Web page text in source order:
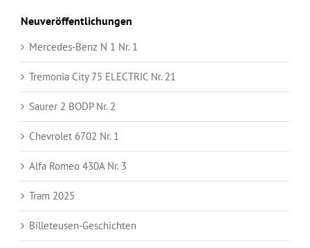
Neuveröffentlichungen
Mercedes-Benz N 1 Nr. 1
Tremonia City 75 ELECTRIC Nr. 21
Saurer 2 BODP Nr. 2
Chevrolet 6702 Nr. 1
Alfa Romeo 430A Nr. 3
Tram 2025
Billeteusen-Geschichten